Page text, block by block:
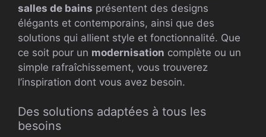
salles de bains présentent des designs
élégants et contemporains, ainsi que des
solutions qui allient style et fonctionnalité. Que
ce soit pour un modernisation complète ou un
simple rafraîchissement, vous trouverez
l’inspiration dont vous avez besoin.
Des solutions adaptées à tous les
besoins